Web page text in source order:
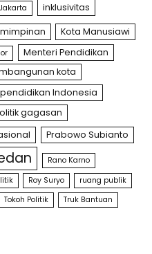
inklusivitas
Kota Manusiawi
Menteri Pendidikan
kota
pendidikan Indonesia
gagasan
Prabowo Subianto
Rano Karno
Roy Suryo ruang publik
Tokoh Politik Truk Bantuan